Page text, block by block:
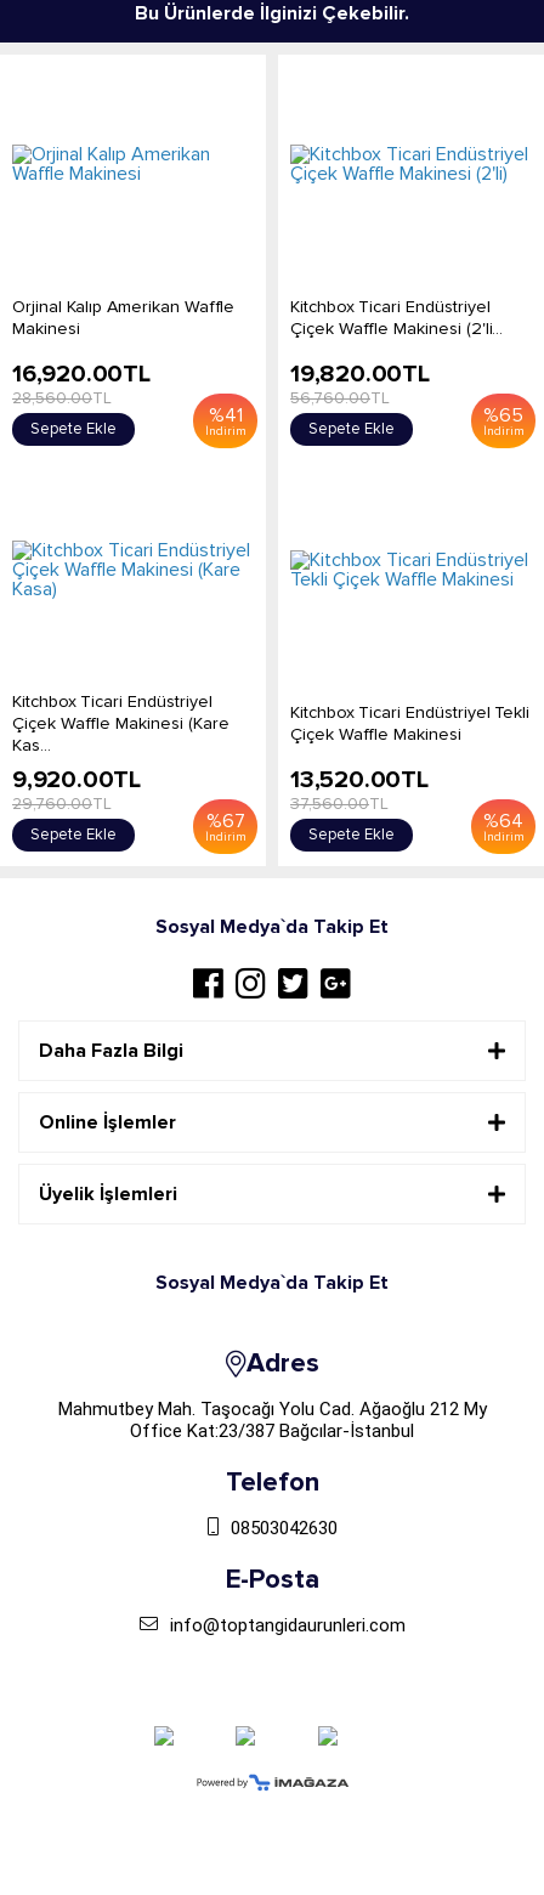
Bu Ürünlerde İlginizi Çekebilir.
Orjinal Kalıp Amerikan Waffle
Makinesi
%41
İndirim
16,920.00TL
28,560.00TL
Sepete Ekle
Kitchbox Ticari Endüstriyel
Çiçek Waffle Makinesi (2'li...
%65
İndirim
19,820.00TL
56,760.00TL
Sepete Ekle
Kitchbox Ticari Endüstriyel
Çiçek Waffle Makinesi (Kare
Kas...
%67
İndirim
9,920.00TL
29,760.00TL
Sepete Ekle
Kitchbox Ticari Endüstriyel Tekli
Çiçek Waffle Makinesi
%64
İndirim
13,520.00TL
37,560.00TL
Sepete Ekle
Sosyal Medya`da Takip Et
Daha Fazla Bilgi
Online İşlemler
Üyelik İşlemleri
Sosyal Medya`da Takip Et
Adres
Mahmutbey Mah. Taşocağı Yolu Cad. Ağaoğlu 212 My
Office Kat:23/387 Bağcılar-İstanbul
Telefon
08503042630
E-Posta
info@toptangidaurunleri.com